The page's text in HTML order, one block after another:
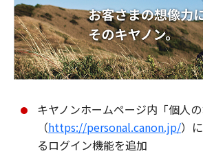
キヤノンホームページ内「個人
（https://personal.canon.jp/）
るログイン機能を追加